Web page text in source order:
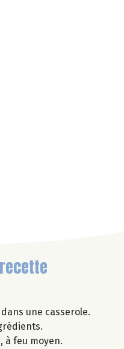
recette
une casserole.
à feu moyen.